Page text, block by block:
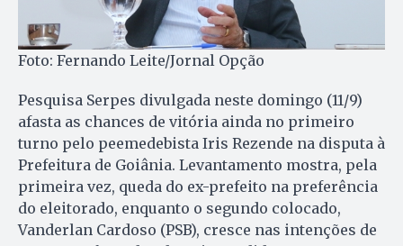
Foto: Fernando Leite/Jornal Opção
Pesquisa Serpes divulgada neste domingo (11/9)
afasta as chances de vitória ainda no primeiro
turno pelo peemedebista Iris Rezende na disputa à
Prefeitura de Goiânia. Levantamento mostra, pela
primeira vez, queda do ex-prefeito na preferência
do eleitorado, enquanto o segundo colocado,
Vanderlan Cardoso (PSB), cresce nas intenções de